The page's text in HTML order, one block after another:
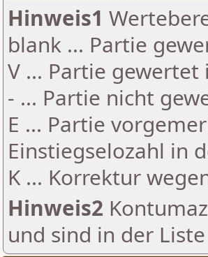
Hinweis1
blank ... Partie
V ... Partie
- ... Partie nicht
E ... Partie
Einstiegselozahl in
K ... Korrektur
Hinweis2
und sind in der